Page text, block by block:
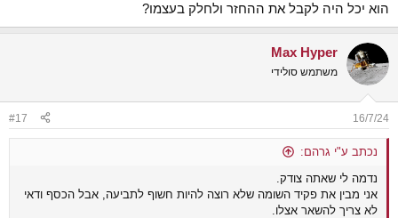
הוא יכל היה לקבל את ההחזר ולחלק בעצמו?
Max Hyper
משתמש סולידי
16/7/24
#17
נכתב ע"י גרהם:
נדמה לי שאתה צודק.
אני מבין את פקיד השומה שלא רוצה להיות חשוף לתביעה, אבל הכסף ודאי
לא צריך להשאר אצלו.